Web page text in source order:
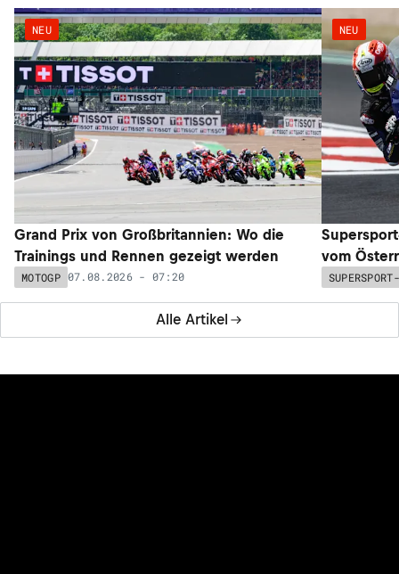
Alle Artikel
NEU
Grand Prix von Großbritannien: Wo die
Trainings und Rennen gezeigt werden
MOTOGP 07.08.2026 - 07:20
NEU
vom
SUPERSPORT-